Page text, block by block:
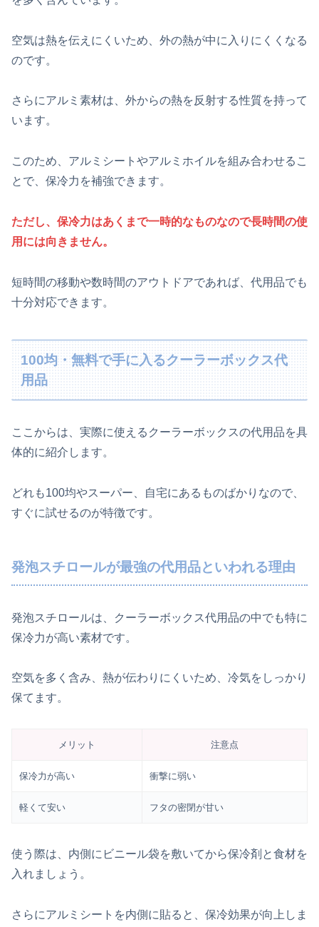
空気は熱を伝えにくいため、外の熱が中に入りにくくなる
のです。
さらにアルミ素材は、外からの熱を反射する性質を持って
います。
このため、アルミシートやアルミホイルを組み合わせるこ
とで、保冷力を補強できます。
ただし、保冷力はあくまで一時的なものなので長時間の使
用には向きません。
短時間の移動や数時間のアウトドアであれば、代用品でも
十分対応できます。
100均・無料で手に入るクーラーボックス代
用品
ここからは、実際に使えるクーラーボックスの代用品を具
体的に紹介します。
どれも100均やスーパー、自宅にあるものばかりなので、
すぐに試せるのが特徴です。
発泡スチロールが最強の代用品といわれる理由
発泡スチロールは、クーラーボックス代用品の中でも特に
保冷力が高い素材です。
空気を多く含み、熱が伝わりにくいため、冷気をしっかり
保てます。
メリット 注意点
保冷力が高い 衝撃に弱い
軽くて安い フタの密閉が甘い
使う際は、内側にビニール袋を敷いてから保冷剤と食材を
入れましょう。
さらにアルミシートを内側に貼ると、保冷効果が向上しま